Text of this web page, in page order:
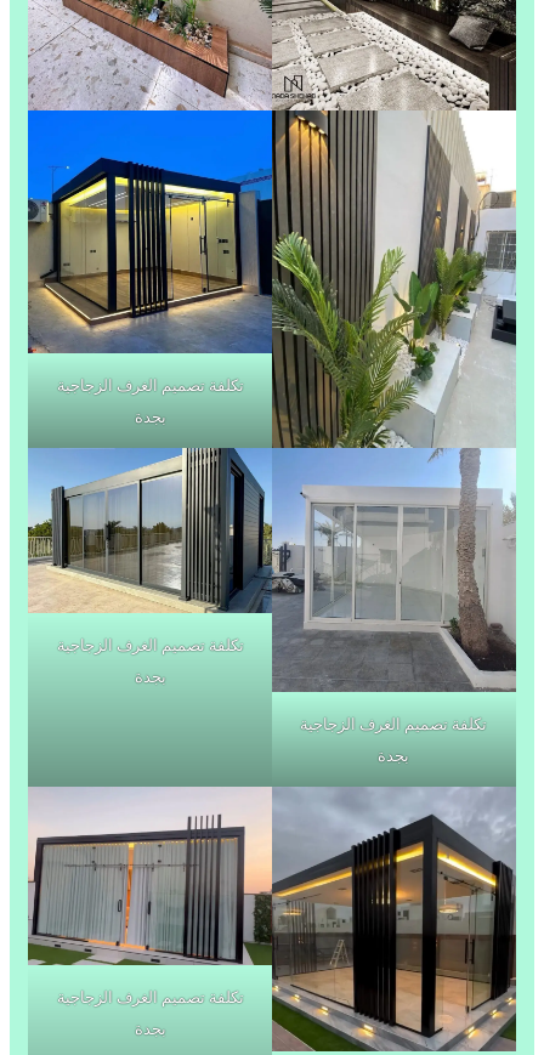
تكلفة تصميم الغرف الزجاجية
بجدة
تكلفة تصميم الغرف الزجاجية
بجدة
تكلفة تصميم الغرف الزجاجية
بجدة
تكلفة تصميم الغرف الزجاجية
بجدة